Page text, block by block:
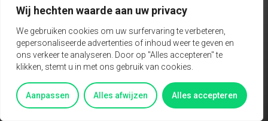
Wij hechten waarde aan uw privacy
We gebruiken cookies om uw surfervaring te verbeteren,
gepersonaliseerde advertenties of inhoud weer te geven en
ons verkeer te analyseren. Door op "Alles accepteren" te
klikken, stemt u in met ons gebruik van cookies.
Aanpassen Alles afwijzen Alles accepteren
Vacatures
Algemene voorwaarden
Privacy